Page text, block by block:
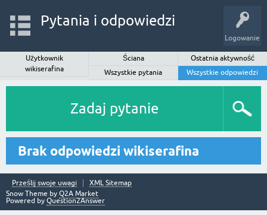
Logowanie
Pytania i odpowiedzi
Użytkownik
wikiserafina
Ściana
Ostatnia aktywność
Wszystkie pytania
Wszystkie odpowiedzi
Zadaj pytanie
Brak odpowiedzi wikiserafina
Prześlij swoje uwagi
XML Sitemap
Snow Theme by Q2A Market
Powered by Question2Answer